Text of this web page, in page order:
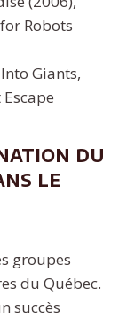
Robots
Giants,
du
le
groupes
du Québec.
succès